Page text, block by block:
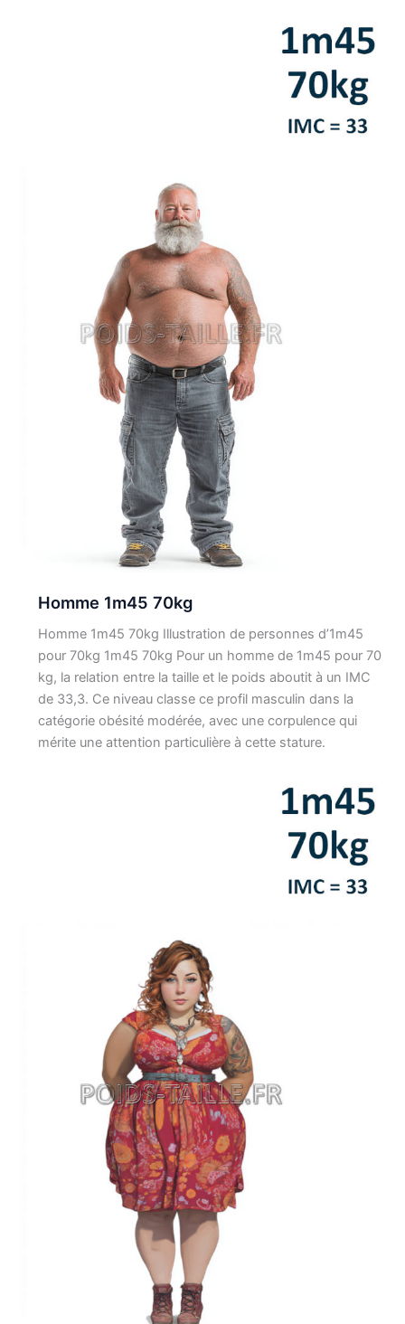
Homme 1m45 70kg
Homme 1m45 70kg Illustration de personnes d’1m45
pour 70kg 1m45 70kg Pour un homme de 1m45 pour 70
kg, la relation entre la taille et le poids aboutit à un IMC
de 33,3. Ce niveau classe ce profil masculin dans la
catégorie obésité modérée, avec une corpulence qui
mérite une attention particulière à cette stature.